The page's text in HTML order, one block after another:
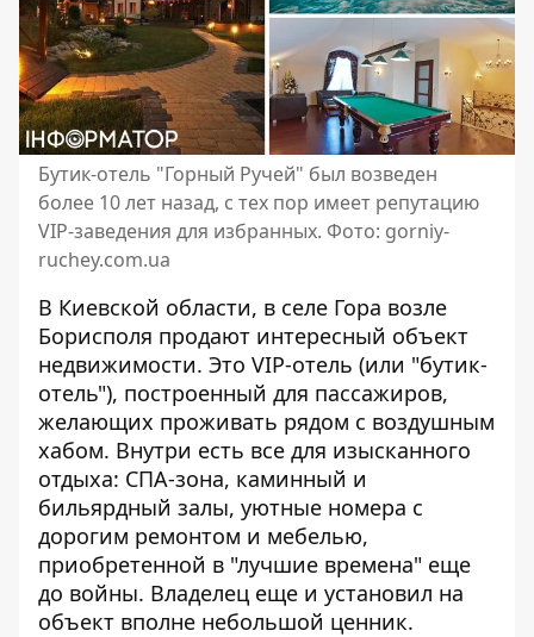
Бутик-отель "Горный Ручей" был возведен
более 10 лет назад, с тех пор имеет репутацию
VIP-заведения для избранных. Фото: gorniy-
ruchey.com.ua
В Киевской области, в селе Гора возле
Борисполя продают интересный объект
недвижимости. Это VIP-отель (или "бутик-
отель"), построенный для пассажиров,
желающих проживать рядом с воздушным
хабом. Внутри есть все для изысканного
отдыха: СПА-зона, каминный и
бильярдный залы, уютные номера с
дорогим ремонтом и мебелью,
приобретенной в "лучшие времена" еще
до войны. Владелец еще и установил на
объект вполне небольшой ценник.